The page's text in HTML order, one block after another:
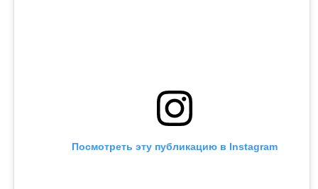
Посмотреть эту публикацию в Instagram